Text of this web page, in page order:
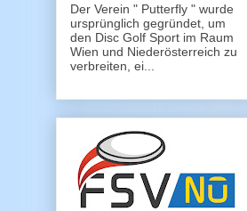
Der Verein " Putterfly " wurde
ursprünglich gegründet, um
den Disc Golf Sport im Raum
Wien und Niederösterreich zu
verbreiten, ei...